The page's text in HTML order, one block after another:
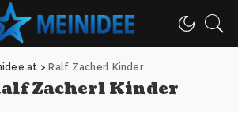
> Ralf Zacherl Kinder
Zacherl Kinder